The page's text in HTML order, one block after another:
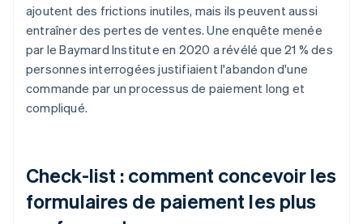
ajoutent des frictions inutiles, mais ils peuvent aussi
entraîner des pertes de ventes. Une enquête menée
par le Baymard Institute en 2020 a révélé que 21 % des
personnes interrogées justifiaient l'abandon d'une
commande par un processus de paiement long et
compliqué.
Check-list : comment concevoir les
formulaires de paiement les plus